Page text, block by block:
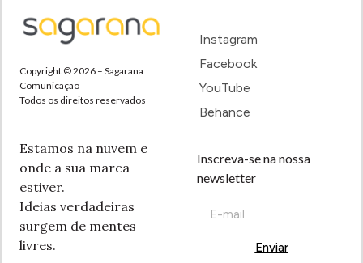
Copyright © 2026 – Sagarana
Comunicação
Todos os direitos reservados
Estamos na nuvem e
onde a sua marca
estiver.
Ideias verdadeiras
surgem de mentes
livres.
Instagram
Facebook
YouTube
Behance
Inscreva-se na nossa
newsletter
Enviar